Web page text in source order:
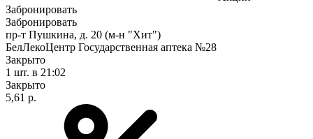
Забронировать
Забронировать
пр-т Пушкина, д. 20 (м-н "Хит")
БелЛекоЦентр Государственная аптека №28
Закрыто
1 шт. в 21:02
Закрыто
5,61 р.